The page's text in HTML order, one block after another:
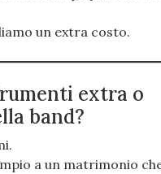
un extra costo.
extra o
band?
a un matrimonio